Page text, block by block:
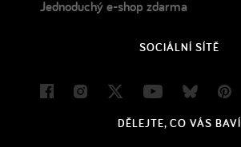
Jednoduchý e-shop zdarma
SOCIÁLNÍ SÍTĚ
FacebookInstagram
Twitter YoutubeBluesky
DĚLEJTE, CO VÁS BAVÍ